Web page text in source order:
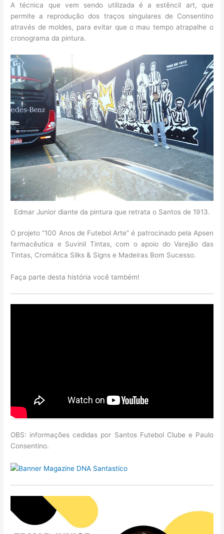
A técnica que vem sendo utilizada é a estêncil art, que
permite a reprodução dos traços singulares de Consentino
através de moldes, para evitar que o mau tempo atrapalhe o
cronograma da pintura.
Edmar Junior diante da pintura que retrata o Santos de 1913.
O projeto “100 Anos de Futebol Arte” é patrocinado pela Apsen
farmacêutica e Suvinil Tintas, com o apoio do Varejão das
Tintas, Cromática Silks & Signs e Madeiras Bom Sucesso.
Faça parte desta história você também!
OBS: informações cedidas por Santos Futebol Clube e Paulo
Consentino.